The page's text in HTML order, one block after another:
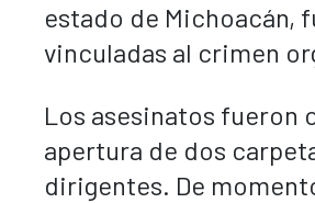
estado de Michoacán,
vinculadas al crimen
Los asesinatos fueron
apertura de dos
dirigentes. De